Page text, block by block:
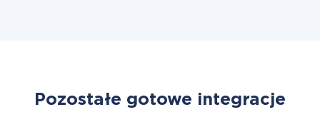
Pozostałe gotowe integracje